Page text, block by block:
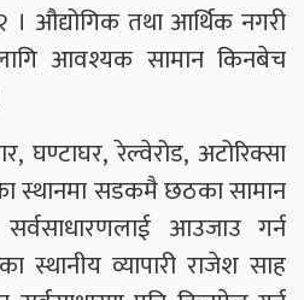
। औद्योगिक तथा आर्थिक नगरी
आवश्यक सामान किनबेच
घण्टाघर, रेल्वेरोड, अटोरिक्सा
स्थानमा सडकमै छठका सामान
आउजाउ गर्न
स्थानीय व्यापारी राजेश साह